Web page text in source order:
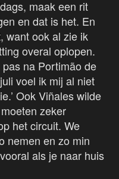
maak een rit
en dat is het. En
want ook al zie ik
overal oplopen.
na Portimão de
voel ik mij al niet
Ook Viñales wilde
zeker
het circuit. We
nemen en zo min
als je naar huis